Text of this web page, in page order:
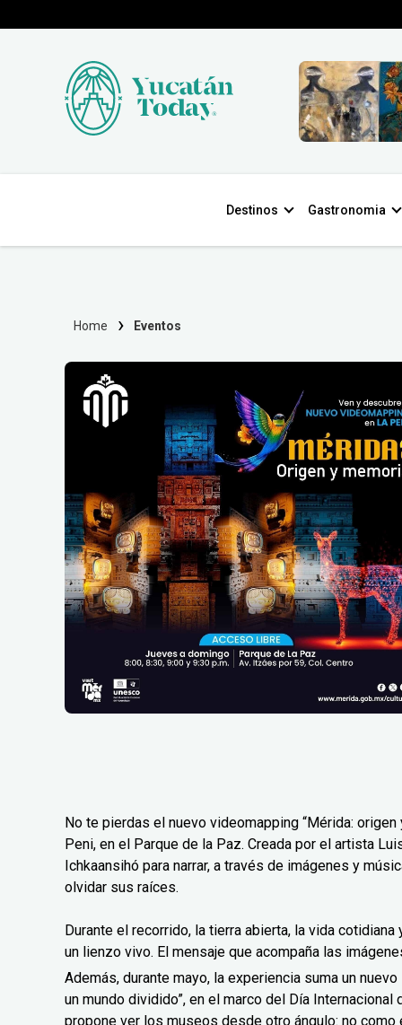
Destinos Gastronomia
Home Eventos
No te pierdas el nuevo videomapping “Mérida:
Peni, en el Parque de la Paz. Creada por el artista
Ichkaansihó para narrar, a través de imágenes y
olvidar sus raíces.
Durante el recorrido, la tierra abierta, la vida
un lienzo vivo. El mensaje que acompaña las
Además, durante mayo, la experiencia suma un
un mundo dividido”, en el marco del Día
propone ver los museos desde otro ángulo: no